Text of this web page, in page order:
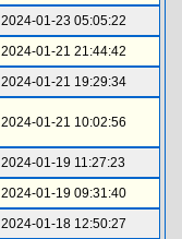
2024-01-23 05:05:22
2024-01-21 21:44:42
2024-01-21 19:29:34
2024-01-21 10:02:56
2024-01-19 11:27:23
2024-01-19 09:31:40
2024-01-18 12:50:27